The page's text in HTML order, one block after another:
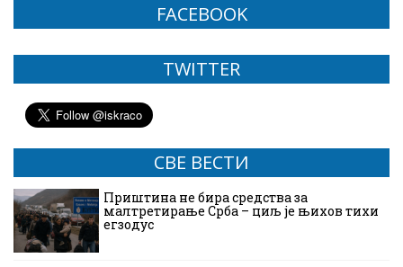
FACEBOOK
TWITTER
СВЕ ВЕСТИ
Приштина не бира средства за
малтретирање Срба – циљ је њихов тихи
егзодус